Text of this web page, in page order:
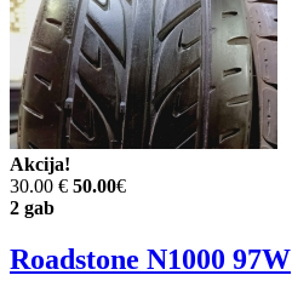
Akcija!
30.00 € 50.00€
2 gab
Roadstone N1000 97W